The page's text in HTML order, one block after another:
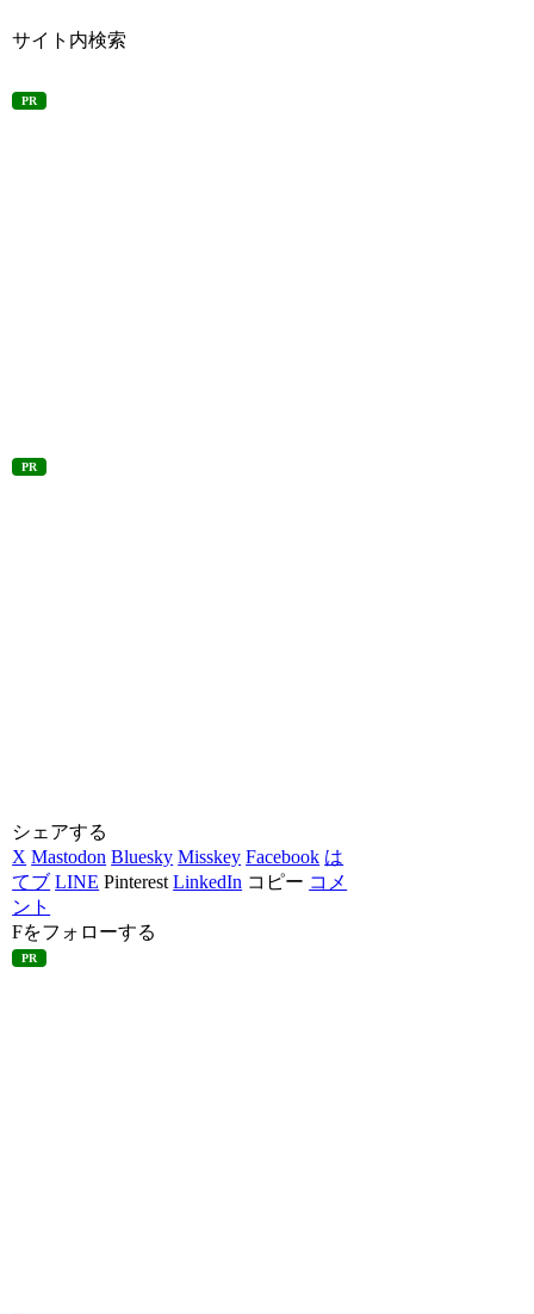
サイト内検索
PR
PR
シェアする
X Mastodon Bluesky Misskey Facebook は
てブ LINE Pinterest LinkedIn コピー コメ
ント
Fをフォローする
PR